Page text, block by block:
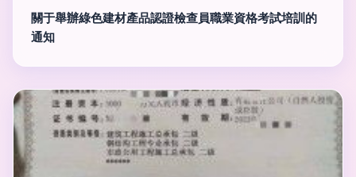
關于舉辦綠色建材產品認證檢查員職業資格考試培訓的
通知